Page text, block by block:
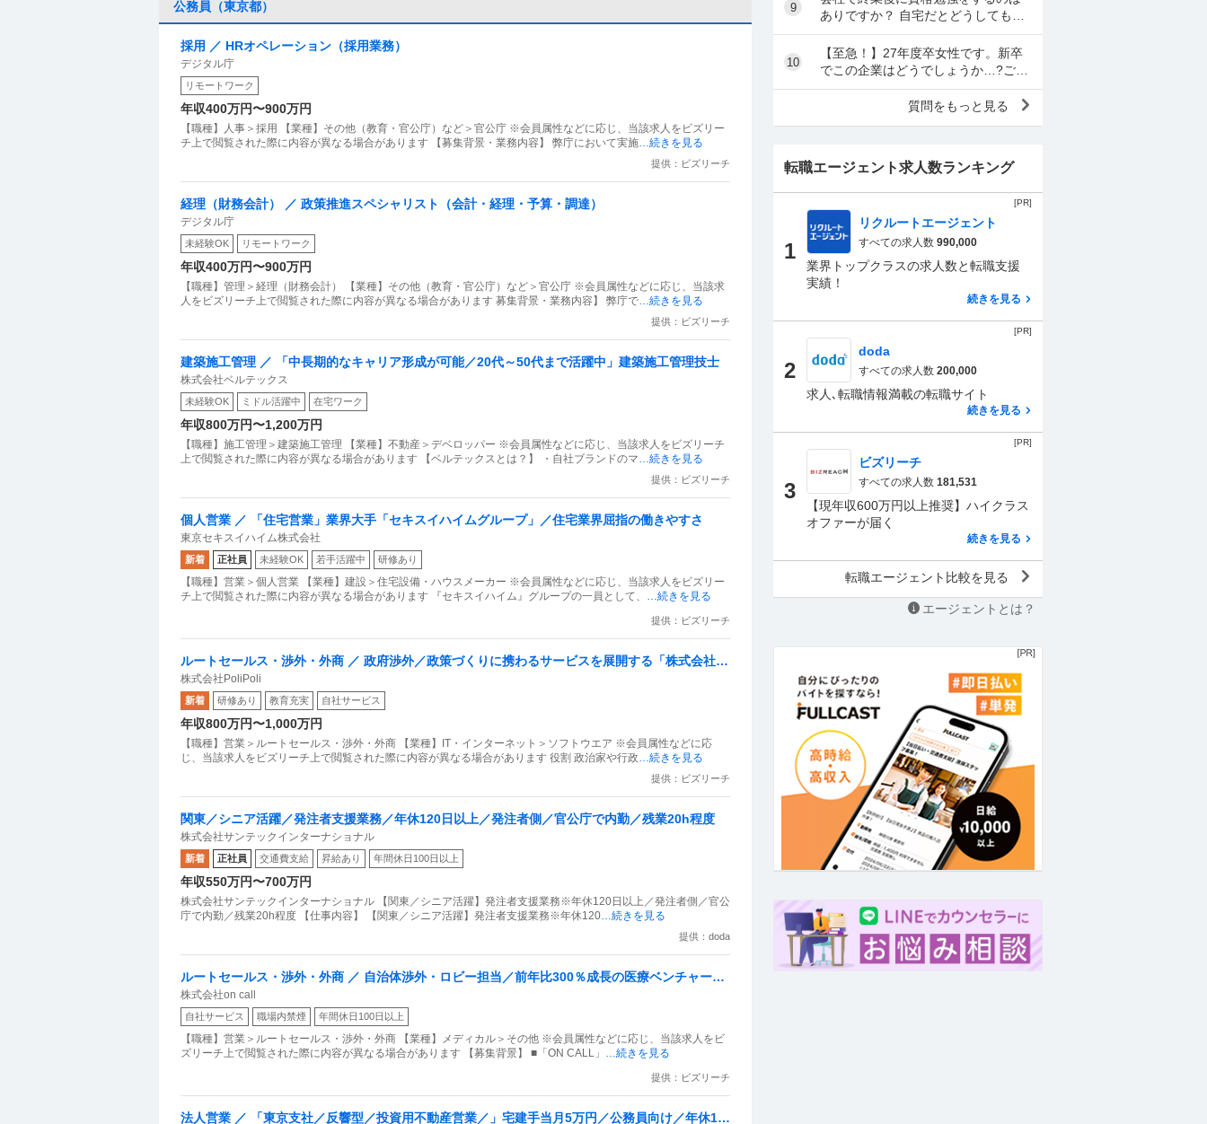
公務員（東京都）
採用 ／ HRオペレーション（採用業務）
デジタル庁
リモートワーク
年収400万円〜900万円
【職種】人事＞採用 【業種】その他（教育・官公庁）など＞官公庁 ※会員属性などに応じ、当該求人をビズリー
チ上で閲覧された際に内容が異なる場合があります 【募集背景・業務内容】 弊庁において実施…続きを見る
提供：ビズリーチ
経理（財務会計） ／ 政策推進スペシャリスト（会計・経理・予算・調達）
デジタル庁
未経験OK リモートワーク
年収400万円〜900万円
【職種】管理＞経理（財務会計） 【業種】その他（教育・官公庁）など＞官公庁 ※会員属性などに応じ、当該求
人をビズリーチ上で閲覧された際に内容が異なる場合があります 募集背景・業務内容】 弊庁で…続きを見る
提供：ビズリーチ
建築施工管理 ／ 「中長期的なキャリア形成が可能／20代～50代まで活躍中」建築施工管理技士
株式会社ベルテックス
未経験OK ミドル活躍中 在宅ワーク
年収800万円〜1,200万円
【職種】施工管理＞建築施工管理 【業種】不動産＞デベロッパー ※会員属性などに応じ、当該求人をビズリーチ
上で閲覧された際に内容が異なる場合があります 【ベルテックスとは？】 ・自社ブランドのマ…続きを見る
提供：ビズリーチ
個人営業 ／ 「住宅営業」業界大手「セキスイハイムグループ」／住宅業界屈指の働きやすさ
東京セキスイハイム株式会社
新着 正社員 未経験OK 若手活躍中 研修あり
【職種】営業＞個人営業 【業種】建設＞住宅設備・ハウスメーカー ※会員属性などに応じ、当該求人をビズリー
チ上で閲覧された際に内容が異なる場合があります 『セキスイハイム』グループの一員として、 …続きを見る
提供：ビズリーチ
ルートセールス・渉外・外商 ／ 政府渉外／政策づくりに携わるサービスを展開する「株式会社P
oliPoli」
株式会社PoliPoli
新着 研修あり 教育充実 自社サービス
年収800万円〜1,000万円
【職種】営業＞ルートセールス・渉外・外商 【業種】IT・インターネット＞ソフトウエア ※会員属性などに応
じ、当該求人をビズリーチ上で閲覧された際に内容が異なる場合があります 役割 政治家や行政…続きを見る
提供：ビズリーチ
関東／シニア活躍／発注者支援業務／年休120日以上／発注者側／官公庁で内勤／残業20h程度
株式会社サンテックインターナショナル
新着 正社員 交通費支給 昇給あり 年間休日100日以上
年収550万円〜700万円
株式会社サンテックインターナショナル 【関東／シニア活躍】発注者支援業務※年休120日以上／発注者側／官公
庁で内勤／残業20h程度 【仕事内容】 【関東／シニア活躍】発注者支援業務※年休120…続きを見る
提供：doda
ルートセールス・渉外・外商 ／ 自治体渉外・ロビー担当／前年比300％成長の医療ベンチャーで
社会インフラを創る
株式会社on call
自社サービス 職場内禁煙 年間休日100日以上
【職種】営業＞ルートセールス・渉外・外商 【業種】メディカル＞その他 ※会員属性などに応じ、当該求人をビ
ズリーチ上で閲覧された際に内容が異なる場合があります 【募集背景】 ■「ON CALL」 …続きを見る
提供：ビズリーチ
法人営業 ／ 「東京支社／反響型／投資用不動産営業／」宅建手当月5万円／公務員向け／年休12
9
ありですか？ 自宅だとどうしても集
中できないです。 資格は業務に関係
する資格です。 うちの会社はタイム
カードとキントーンを...
10
【至急！】27年度卒女性です。新卒
でこの企業はどうでしょうか…?ご意
見頂きたいです。中小～中堅程度の
機械メーカーです。 職種は営業事務
質問をもっと見る
転職エージェント求人数ランキング
[PR]
1
リクルートエージェント
すべての求人数 990,000
業界トップクラスの求人数と転職支援
実績！
続きを見る
[PR]
2
doda
すべての求人数 200,000
求人､転職情報満載の転職サイト
続きを見る
[PR]
3
ビズリーチ
すべての求人数 181,531
【現年収600万円以上推奨】ハイクラス
オファーが届く
続きを見る
転職エージェント比較を見る
エージェントとは？